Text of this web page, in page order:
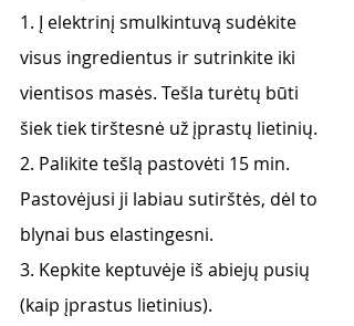
1. Į elektrinį smulkintuvą sudėkite
visus ingredientus ir sutrinkite iki
vientisos masės. Tešla turėtų būti
šiek tiek tirštesnė už įprastų lietinių.
2. Palikite tešlą pastovėti 15 min.
Pastovėjusi ji labiau sutirštės, dėl to
blynai bus elastingesni.
3. Kepkite keptuvėje iš abiejų pusių
(kaip įprastus lietinius).